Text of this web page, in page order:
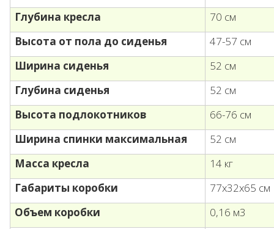
Глубина кресла
70 см
Высота от пола до сиденья
47-57 см
Ширина сиденья
52 см
Глубина сиденья
52 см
Высота подлокотников
66-76 см
Ширина спинки максимальная
52 см
Масса кресла
14 кг
Габариты коробки
77х32х65 см
Объем коробки
0,16 м3